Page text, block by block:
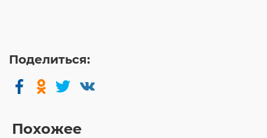
Поделиться:
Похожее